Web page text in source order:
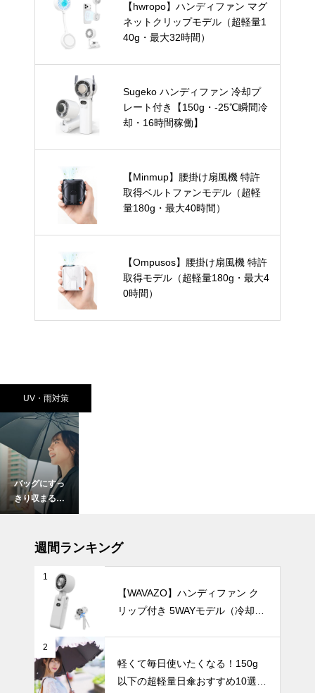
【hwropo】ハンディファン マグ
ネットクリップモデル（超軽量1
40g・最大32時間）
Sugeko ハンディファン 冷却プ
レート付き【150g・-25℃瞬間冷
却・16時間稼働】
【Minmup】腰掛け扇風機 特許
取得ベルトファンモデル（超軽
量180g・最大40時間）
【Ompusos】腰掛け扇風機 特許
取得モデル（超軽量180g・最大4
0時間）
UV・雨対策
バッグにすっ
きり収まる！
持ち運びに便
み日傘おすす
め6選。軽
量・自動開
閉・おしゃれ
デザインもご
【2025年最
新版】片手で
ワンタッチ！
自動開閉式の
日傘おすすめ
8選｜毎日の
UV・雨対策
週間ランキング
1
【WAVAZO】ハンディファン ク
リップ付き 5WAYモデル（冷却プ
2
軽くて毎日使いたくなる！150g
以下の超軽量日傘おすすめ10選